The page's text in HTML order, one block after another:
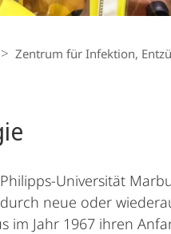
Zentrum für Infektion,
Universität
neue oder
im Jahr 1967 ihren